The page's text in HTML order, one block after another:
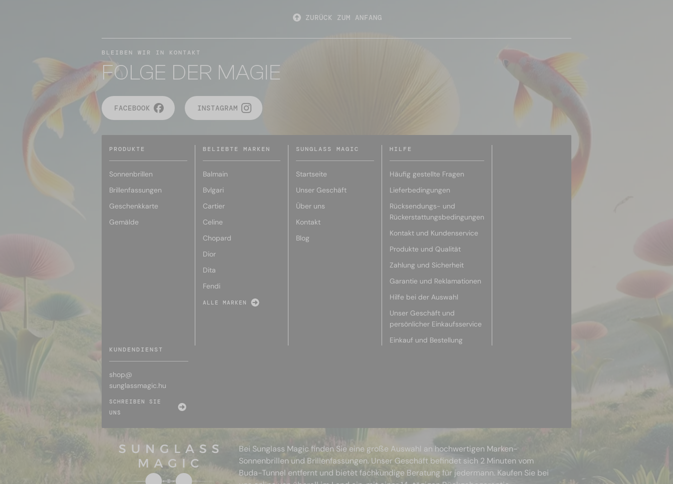
ZURÜCK ZUM ANFANG
BLEIBEN WIR IN KONTAKT
FOLGE DER MAGIE
FACEBOOK INSTAGRAM
PRODUKTE
Sonnenbrillen
Brillenfassungen
Geschenkkarte
Gemälde
BELIEBTE MARKEN
Balmain
Bvlgari
Cartier
Celine
Chopard
Dior
Dita
Fendi
ALLE MARKEN
SUNGLASS MAGIC
Startseite
Unser Geschäft
Über uns
Kontakt
Blog
HILFE
Häufig gestellte Fragen
Lieferbedingungen
Rücksendungs- und
Rückerstattungsbedingungen
Kontakt und Kundenservice
Produkte und Qualität
Zahlung und Sicherheit
Garantie und Reklamationen
Hilfe bei der Auswahl
Unser Geschäft und
persönlicher Einkaufsservice
Einkauf und Bestellung
KUNDENDIENST
shop@
sunglassmagic.hu
SCHREIBEN SIE
UNS
Bei Sunglass Magic finden Sie eine große Auswahl an hochwertigen Marken-
Sonnenbrillen und Brillenfassungen. Unser Geschäft befindet sich 2 Minuten vom
Buda-Tunnel entfernt und bietet fachkundige Beratung für jedermann. Kaufen Sie bei